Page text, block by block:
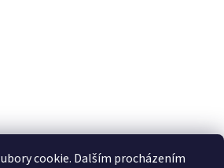
cookie. Dalším procházením